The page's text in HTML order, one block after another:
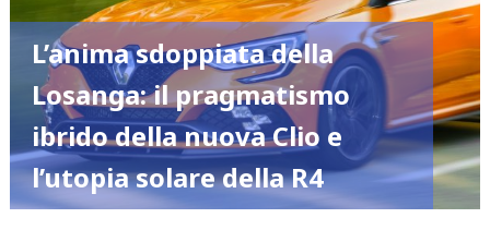
Atto
pragmatismo
tech
L’anima sdoppiata della
Losanga: il pragmatismo
ibrido della nuova Clio e
l’utopia solare della R4